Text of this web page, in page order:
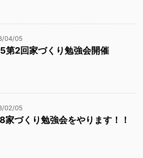
04/05
第2回家づくり勉強会開催
02/05
家づくり勉強会をやります！！